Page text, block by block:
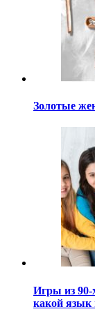
Золотые
Игры из 90-
какой язык